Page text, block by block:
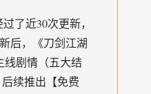
了近30次更新，
后，《刀剑江湖
线剧情（五大结
续推出【免费